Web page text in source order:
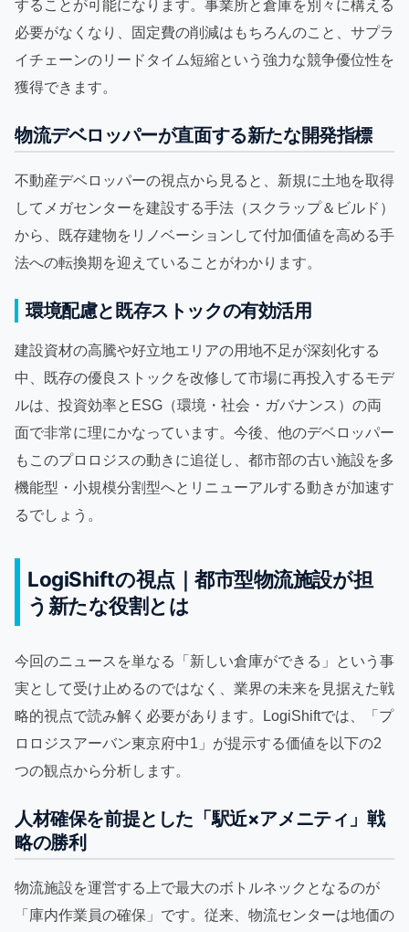
することが可能になります。事業所と倉庫を別々に構える
必要がなくなり、固定費の削減はもちろんのこと、サプラ
イチェーンのリードタイム短縮という強力な競争優位性を
獲得できます。
物流デベロッパーが直面する新たな開発指標
不動産デベロッパーの視点から見ると、新規に土地を取得
してメガセンターを建設する手法（スクラップ＆ビルド）
から、既存建物をリノベーションして付加価値を高める手
法への転換期を迎えていることがわかります。
環境配慮と既存ストックの有効活用
建設資材の高騰や好立地エリアの用地不足が深刻化する
中、既存の優良ストックを改修して市場に再投入するモデ
ルは、投資効率とESG（環境・社会・ガバナンス）の両
面で非常に理にかなっています。今後、他のデベロッパー
もこのプロロジスの動きに追従し、都市部の古い施設を多
機能型・小規模分割型へとリニューアルする動きが加速す
るでしょう。
LogiShiftの視点｜都市型物流施設が担
う新たな役割とは
今回のニュースを単なる「新しい倉庫ができる」という事
実として受け止めるのではなく、業界の未来を見据えた戦
略的視点で読み解く必要があります。LogiShiftでは、「プ
ロロジスアーバン東京府中1」が提示する価値を以下の2
つの観点から分析します。
人材確保を前提とした「駅近×アメニティ」戦
略の勝利
物流施設を運営する上で最大のボトルネックとなるのが
「庫内作業員の確保」です。従来、物流センターは地価の